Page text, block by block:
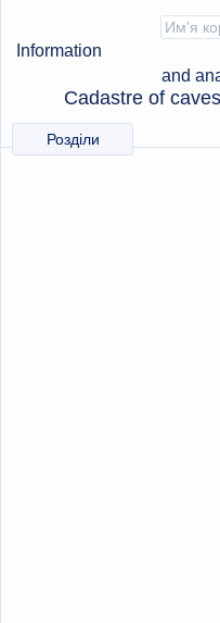
Information
and
Cadastre of
Розділи